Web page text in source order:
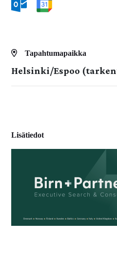
Tapahtumapaikka
Helsinki/Espoo
Lisätiedot